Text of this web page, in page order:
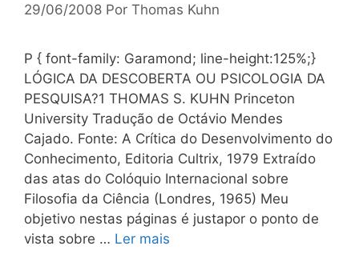
29/06/2008 Por Thomas Kuhn
P { font-family: Garamond; line-height:125%;}
LÓGICA DA DESCOBERTA OU PSICOLOGIA DA
PESQUISA?1 THOMAS S. KUHN Princeton
University Tradução de Octávio Mendes
Cajado. Fonte: A Crítica do Desenvolvimento do
Conhecimento, Editoria Cultrix, 1979 Extraído
das atas do Colóquio Internacional sobre
Filosofia da Ciência (Londres, 1965) Meu
objetivo nestas páginas é justapor o ponto de
vista sobre … Ler mais